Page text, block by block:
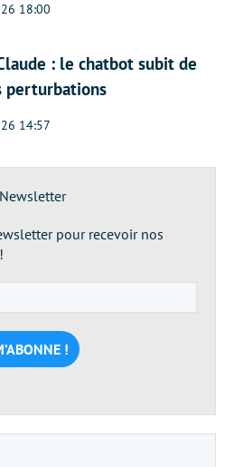
18:00
: le chatbot subit de
perturbations
14:57
Newsletter
pour recevoir nos
e-
mail
*